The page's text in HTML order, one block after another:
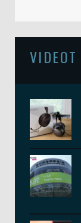
VIDEOT